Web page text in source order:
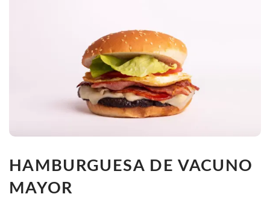
HAMBURGUESA DE VACUNO
MAYOR